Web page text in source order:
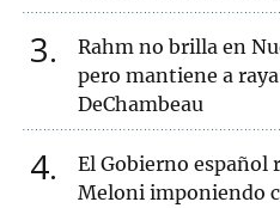
3
Rahm no brilla en
pero mantiene a
DeChambeau
4
El Gobierno español
Meloni imponiendo